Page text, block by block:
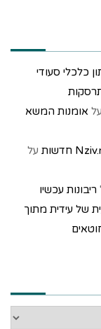
כלכלי סעודי
על אומנות המשא
על
ריבונות עכשיו
של עידית מתוך